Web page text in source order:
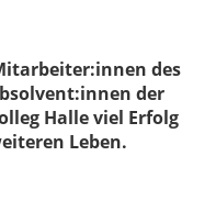
des
der
Halle viel Erfolg
Leben.